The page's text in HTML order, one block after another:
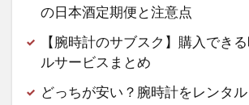
の日本酒定期便と注意点
【腕時計のサブスク】購入でき
ルサービスまとめ
どっちが安い？腕時計をレンタ